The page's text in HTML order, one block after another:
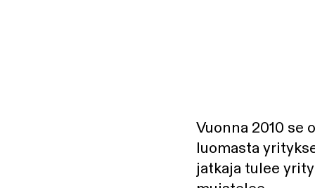
Vuonna 2010
luomasta
jatkaja tulee